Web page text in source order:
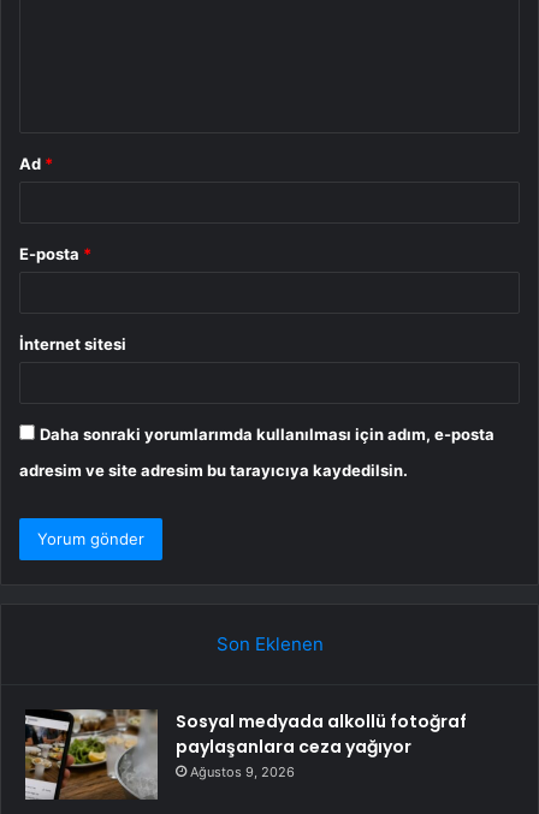
Ad *
E-posta *
İnternet sitesi
Daha sonraki yorumlarımda kullanılması için adım, e-posta
adresim ve site adresim bu tarayıcıya kaydedilsin.
Son Eklenen
Sosyal medyada alkollü fotoğraf
paylaşanlara ceza yağıyor
Ağustos 9, 2026